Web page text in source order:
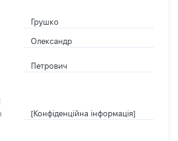
Грушко
Олександр
Петрович
[Конфіденційна інформація]